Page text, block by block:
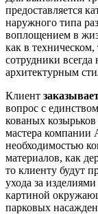
предоставляется
наружного типа
воплощением в
как в
сотрудники
архитектурным
Клиент
вопрос с
кованых
мастера компании
необходимостью
материалов, как
то клиенту будут
ухода за
картиной
парковых